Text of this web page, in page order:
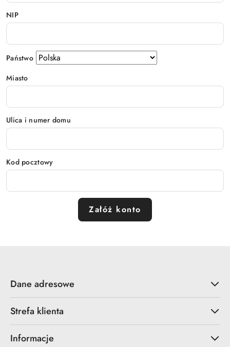
NIP
Państwo
Miasto
Ulica i numer domu
Kod pocztowy
Załóż konto
Dane adresowe
Strefa klienta
Informacje